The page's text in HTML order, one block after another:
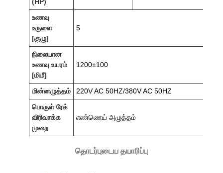
உணவு
உருளை
[குழு]
5
நிலையான
உணவு உயரம்
[மிமீ]
1200±100
மின்னழுத்தம்
220V AC 50HZ/380V AC 50HZ
பொருள் ரேக்
விரிவாக்க
முறை
எண்ணெய் அழுத்தம்
தொடர்புடைய தயாரிப்பு